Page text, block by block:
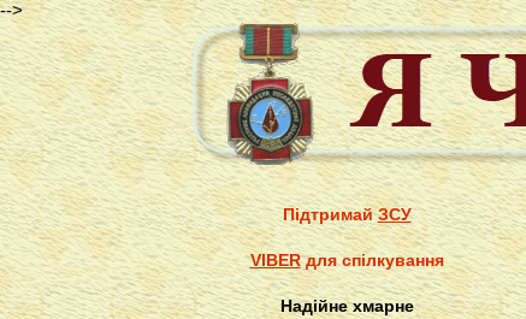
-->
ПідтримайЗСУ
VIBERдля спілкування
Надійне хмарне